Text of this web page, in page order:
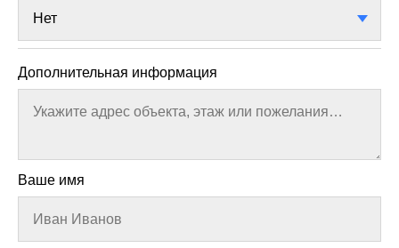
Дополнительная информация
Ваше имя